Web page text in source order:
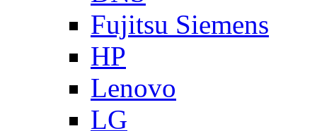
Fujitsu Siemens
HP
Lenovo
LG